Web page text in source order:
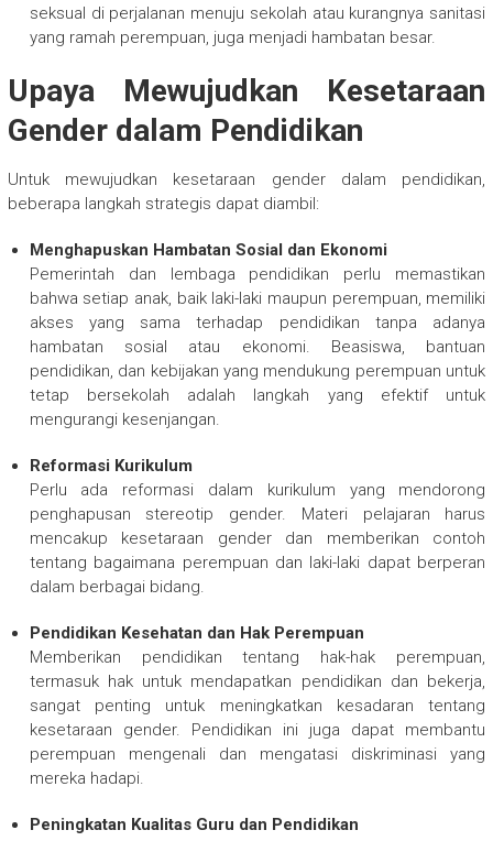
seksual di perjalanan menuju sekolah atau kurangnya sanitasi
yang ramah perempuan, juga menjadi hambatan besar.
Upaya Mewujudkan Kesetaraan
Gender dalam Pendidikan
Untuk mewujudkan kesetaraan gender dalam pendidikan,
beberapa langkah strategis dapat diambil:
Menghapuskan Hambatan Sosial dan Ekonomi
Pemerintah dan lembaga pendidikan perlu memastikan
bahwa setiap anak, baik laki-laki maupun perempuan, memiliki
akses yang sama terhadap pendidikan tanpa adanya
hambatan sosial atau ekonomi. Beasiswa, bantuan
pendidikan, dan kebijakan yang mendukung perempuan untuk
tetap bersekolah adalah langkah yang efektif untuk
mengurangi kesenjangan.
Reformasi Kurikulum
Perlu ada reformasi dalam kurikulum yang mendorong
penghapusan stereotip gender. Materi pelajaran harus
mencakup kesetaraan gender dan memberikan contoh
tentang bagaimana perempuan dan laki-laki dapat berperan
dalam berbagai bidang.
Pendidikan Kesehatan dan Hak Perempuan
Memberikan pendidikan tentang hak-hak perempuan,
termasuk hak untuk mendapatkan pendidikan dan bekerja,
sangat penting untuk meningkatkan kesadaran tentang
kesetaraan gender. Pendidikan ini juga dapat membantu
perempuan mengenali dan mengatasi diskriminasi yang
mereka hadapi.
Peningkatan Kualitas Guru dan Pendidikan